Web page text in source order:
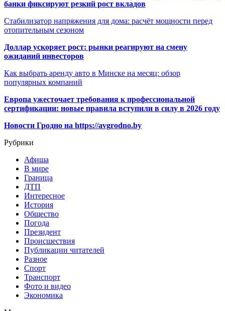
банки фиксируют резкий рост вкладов
Стабилизатор напряжения для дома: расчёт мощности перед
отопительным сезоном
Доллар ускоряет рост: рынки реагируют на смену
ожиданий инвесторов
Как выбрать аренду авто в Минске на месяц: обзор
популярных компаний
Европа ужесточает требования к профессиональной
сертификации: новые правила вступили в силу в 2026 году
Новости Гродно на https://avgrodno.by
Рубрики
Афиша
В мире
Граница
ДТП
Интересное
История
Общество
Погода
Президент
Происшествия
Публикации читателей
Разное
Спорт
Транспорт
Фото и видео
Экономика